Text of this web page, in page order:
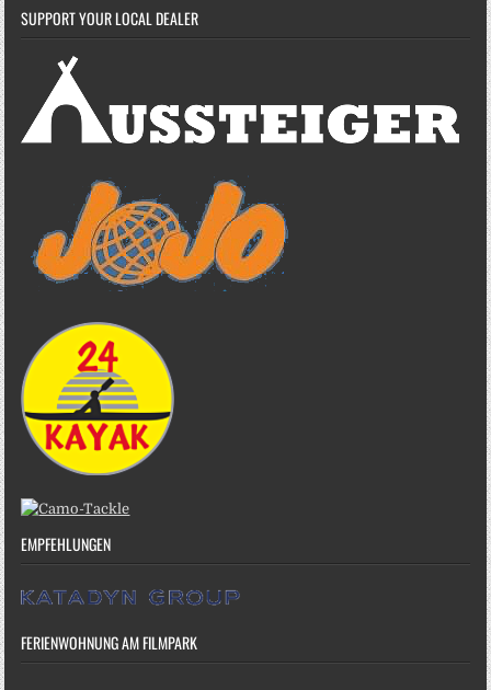
SUPPORT YOUR LOCAL DEALER
EMPFEHLUNGEN
FERIENWOHNUNG AM FILMPARK